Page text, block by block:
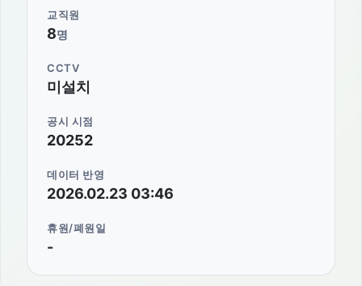
교직원
8명
CCTV
미설치
공시 시점
20252
데이터 반영
2026.02.23 03:46
휴원/폐원일
-